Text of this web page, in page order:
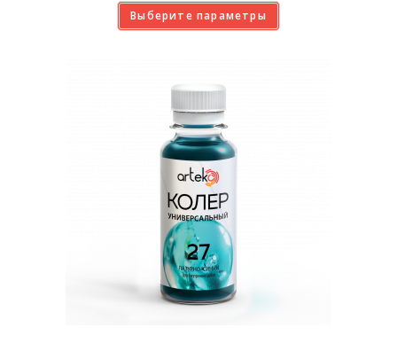
Выберите параметры